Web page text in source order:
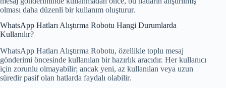
olması daha düzenli bir kullanım oluşturur.
WhatsApp Hatları Alıştırma Robotu Hangi Durumlarda
Kullanılır?
WhatsApp Hatları Alıştırma Robotu, özellikle toplu mesaj
gönderimi öncesinde kullanılan bir hazırlık aracıdır. Her kullanıcı
için zorunlu olmayabilir; ancak yeni, az kullanılan veya uzun
süredir pasif olan hatlarda faydalı olabilir.